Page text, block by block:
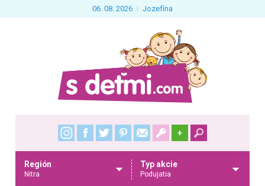
06. 08. 2026 Jozefína
+
Región
Nitra
Typ akcie
Podujatia